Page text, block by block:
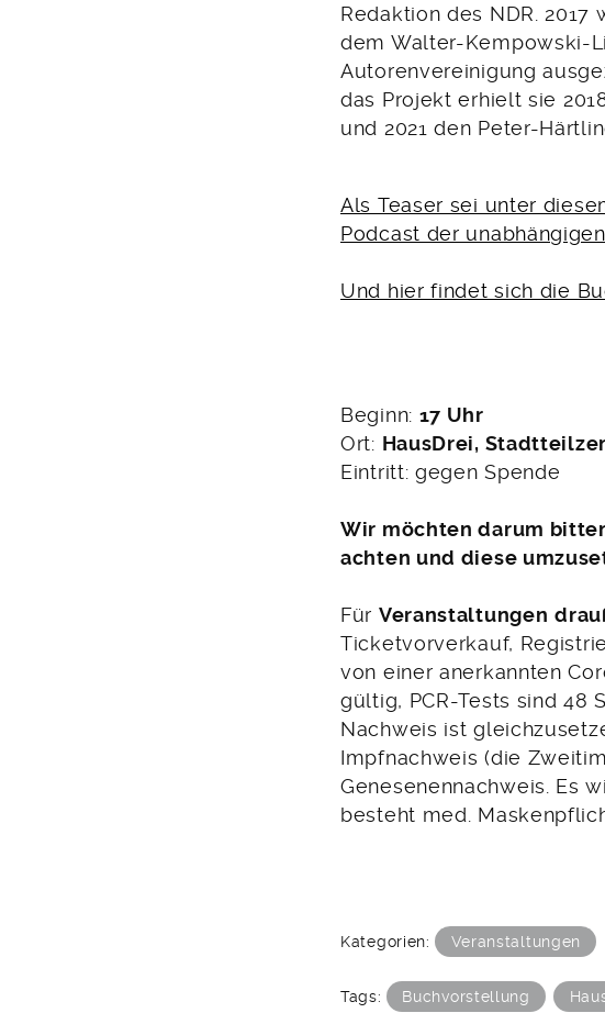
Redaktion des NDR.
dem Walter-Kempowski-
Autorenvereinigung
das Projekt erhielt sie
und 2021 den Peter-
Als Teaser sei unter
Podcast der
Und hier findet sich die
Beginn: 17 Uhr
Ort: HausDrei,
Eintritt: gegen Spende
Wir möchten darum
achten und diese
Für Veranstaltungen
Ticketvorverkauf,
von einer anerkannten
gültig, PCR-Tests sind 48
Nachweis ist
Impfnachweis (die
Genesenennachweis. Es
besteht med.
Kategorien: Veranstaltungen
Tags: Buchvorstellung